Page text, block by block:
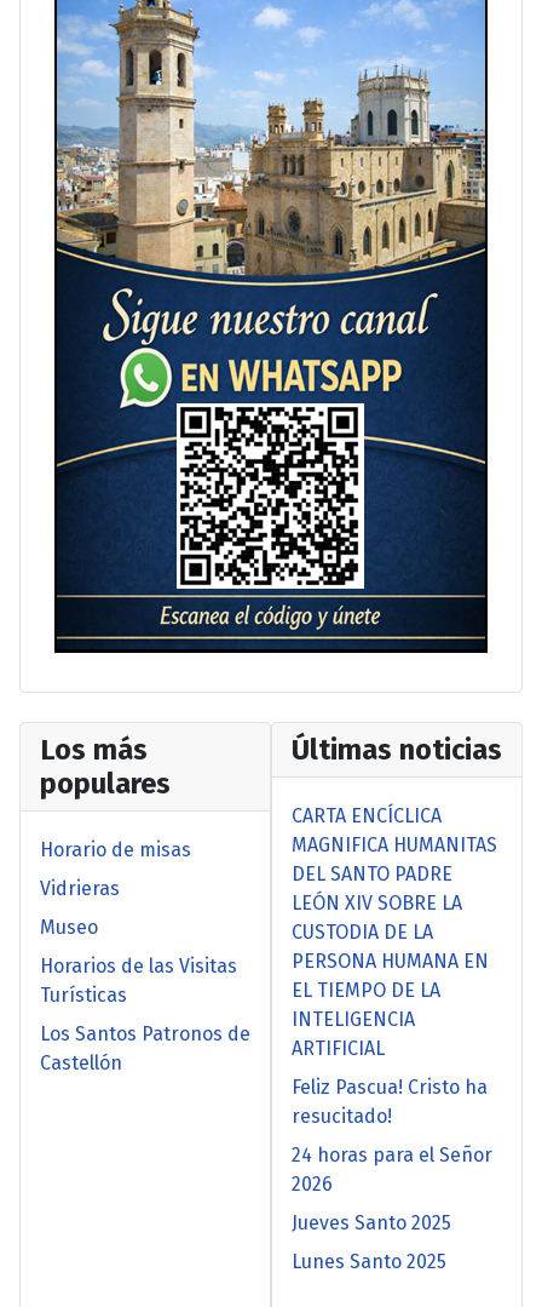
Los más
populares
Horario de misas
Vidrieras
Museo
Horarios de las Visitas
Turísticas
Los Santos Patronos de
Castellón
Últimas noticias
CARTA ENCÍCLICA
MAGNIFICA HUMANITAS
DEL SANTO PADRE
LEÓN XIV SOBRE LA
CUSTODIA DE LA
PERSONA HUMANA EN
EL TIEMPO DE LA
INTELIGENCIA
ARTIFICIAL
Feliz Pascua! Cristo ha
resucitado!
24 horas para el Señor
2026
Jueves Santo 2025
Lunes Santo 2025